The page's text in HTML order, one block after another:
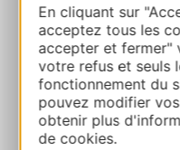
En cliquant sur
acceptez tous les
accepter et fermer"
votre refus et seuls
fonctionnement du
pouvez modifier
obtenir plus
de cookies.
E-mail
Sito web